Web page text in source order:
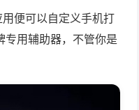
便可以自定义手机打
专用辅助器，不管你是